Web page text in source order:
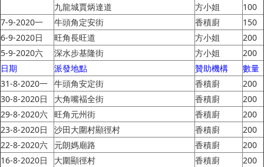
九龍城賈炳達道
方小姐
100
7-9-2020一
牛頭角定安街 香積廚
150
6-9-2020日
旺角長旺道 方小姐
200
5-9-2020六
深水步基隆街 方小姐
200
日期
派發地點 贊助機構
數量
31-8-2020一 牛頭角安定街 香積廚
200
30-8-2020日
大角嘴褔全街 香積廚
200
29-8-2020六
旺角元州街 香積廚
200
23-8-2020日
沙田大圍村顯徑村 香積廚
200
22-8-2020六
元朗媽廟路 香積廚
200
16-8-2020日
大圍顯徑村 香積廚 200